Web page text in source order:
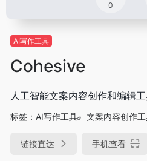
0
AI写作工具
Cohesive
人工智能文案内容创作和编辑
标签： AI写作工具 文案内容创作
链接直达 手机查看